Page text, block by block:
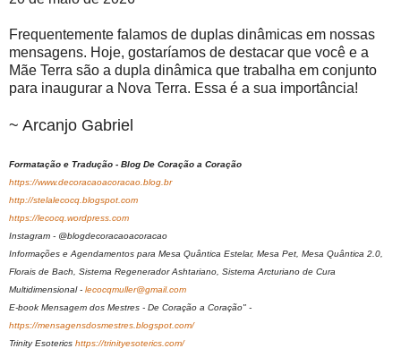
Frequentemente falamos de duplas dinâmicas em nossas
mensagens. Hoje, gostaríamos de destacar que você e a
Mãe Terra são a dupla dinâmica que trabalha em conjunto
para inaugurar a Nova Terra. Essa é a sua importância!
~ Arcanjo Gabriel
Formatação e Tradução - Blog De Coração a Coração
https://www.decoracaoacoracao.blog.br
http://stelalecocq.blogspot.com
https://lecocq.wordpress.com
Instagram - @blogdecoracaoacoracao
Informações e Agendamentos para Mesa Quântica Estelar, Mesa Pet, Mesa Quântica 2.0,
Florais de Bach, Sistema Regenerador Ashtariano, Sistema Arcturiano de Cura
Multidimensional - lecocqmuller@gmail.com
E-book Mensagem dos Mestres - De Coração a Coração" -
https://mensagensdosmestres.blogspot.com/
Trinity Esoterics https://trinityesoterics.com/